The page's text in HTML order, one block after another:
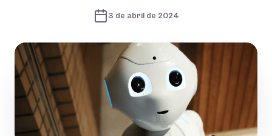
3 de abril de 2024